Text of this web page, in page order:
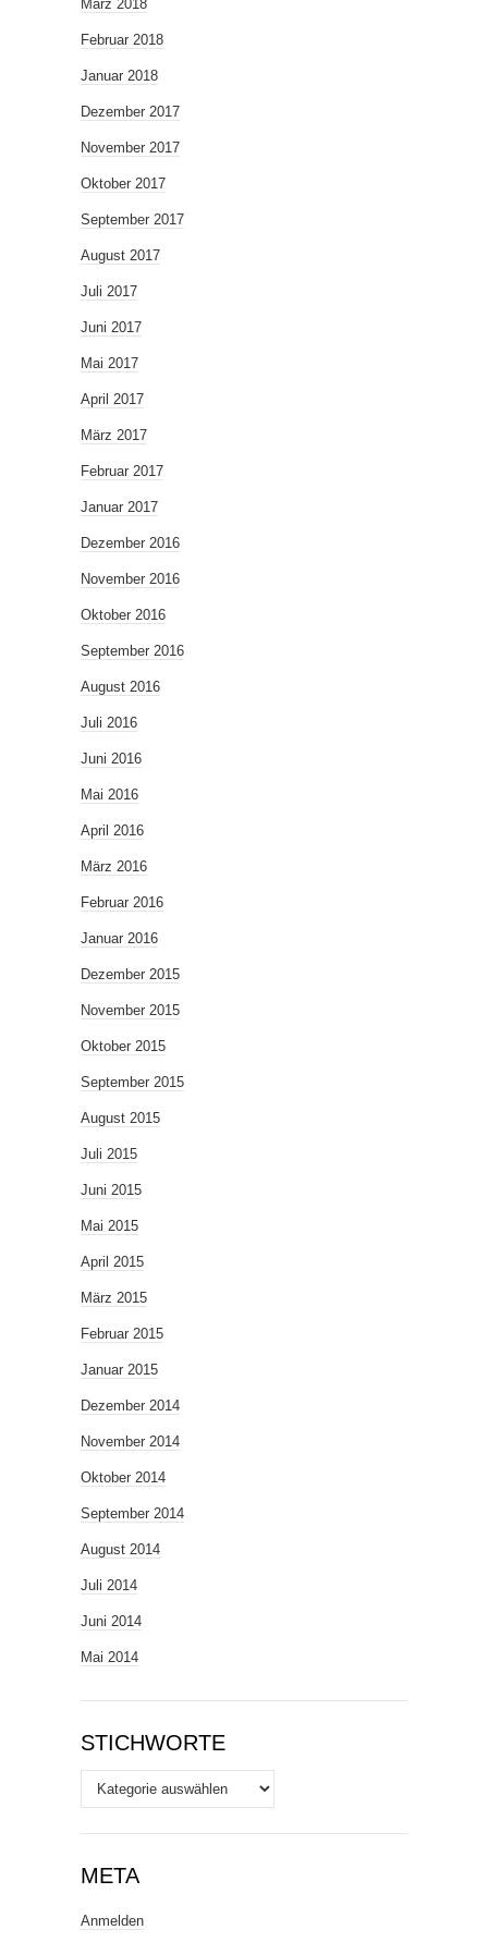
März 2018
Februar 2018
Januar 2018
Dezember 2017
November 2017
Oktober 2017
September 2017
August 2017
Juli 2017
Juni 2017
Mai 2017
April 2017
März 2017
Februar 2017
Januar 2017
Dezember 2016
November 2016
Oktober 2016
September 2016
August 2016
Juli 2016
Juni 2016
Mai 2016
April 2016
März 2016
Februar 2016
Januar 2016
Dezember 2015
November 2015
Oktober 2015
September 2015
August 2015
Juli 2015
Juni 2015
Mai 2015
April 2015
März 2015
Februar 2015
Januar 2015
Dezember 2014
November 2014
Oktober 2014
September 2014
August 2014
Juli 2014
Juni 2014
Mai 2014
STICHWORTE
Stichworte
META
Anmelden